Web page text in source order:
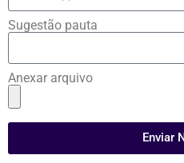
Sugestão pauta
Anexar arquivo
Enviar